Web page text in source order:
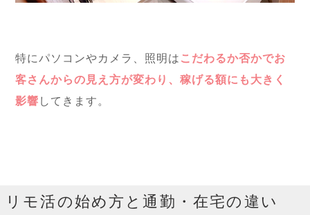
特にパソコンやカメラ、照明は こだわるか否かでお
客さんからの見え方が変わり、稼げる額にも大きく
影響 してきます。
リモ活の始め方と通勤・在宅の違い